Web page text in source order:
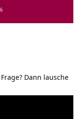
Dann lausche